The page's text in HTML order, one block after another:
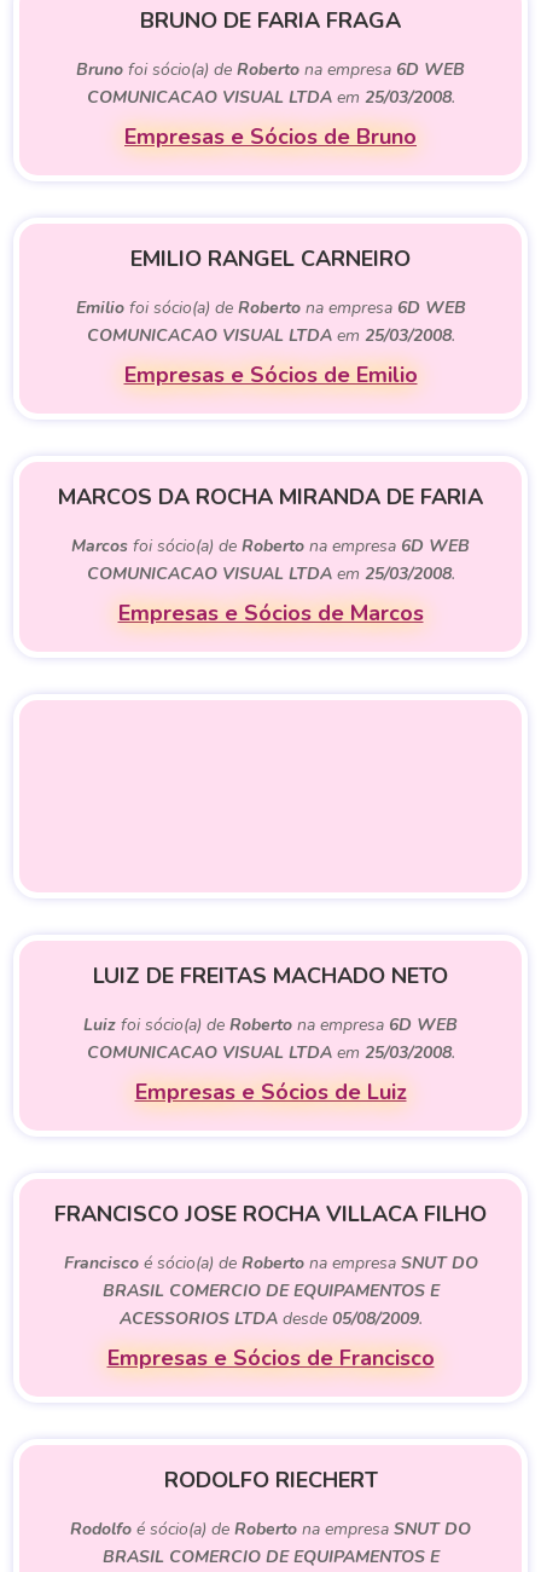
BRUNO DE FARIA FRAGA
Bruno foi sócio(a) de Roberto na empresa 6D WEB
COMUNICACAO VISUAL LTDAem 25/03/2008.
Empresas e Sócios de Bruno
EMILIO RANGEL CARNEIRO
Emiliofoi sócio(a) de Robertona empresa 6D WEB
COMUNICACAO VISUAL LTDAem 25/03/2008.
Empresas e Sócios de Emilio
MARCOS DA ROCHA MIRANDA DE FARIA
Marcos foi sócio(a) de Roberto na empresa 6D WEB
COMUNICACAO VISUAL LTDAem 25/03/2008.
Empresas e Sócios de Marcos
LUIZ DE FREITAS MACHADO NETO
Luiz foi sócio(a) de Roberto na empresa 6D WEB
COMUNICACAO VISUAL LTDAem 25/03/2008.
Empresas e Sócios de Luiz
FRANCISCO JOSE ROCHA VILLACA FILHO
Franciscoé sócio(a) de Robertona empresa SNUT DO
BRASIL COMERCIO DE EQUIPAMENTOS E
ACESSORIOS LTDAdesde 05/08/2009.
Empresas e Sócios de Francisco
RODOLFO RIECHERT
Rodolfo é sócio(a) de Roberto na empresa SNUT DO
BRASIL COMERCIO DE EQUIPAMENTOS E